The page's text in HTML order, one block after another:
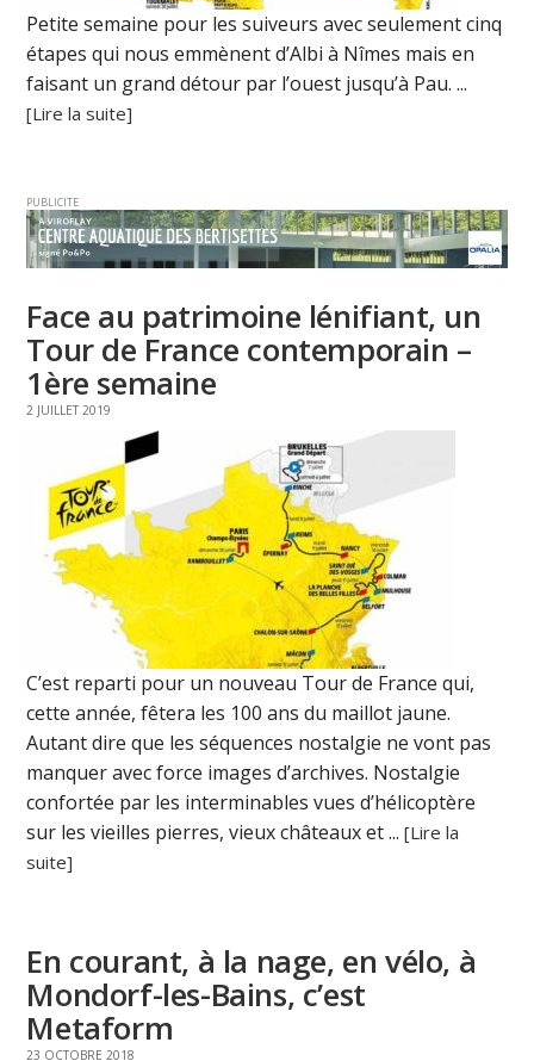
Petite semaine pour les suiveurs avec seulement cinq
étapes qui nous emmènent d’Albi à Nîmes mais en
faisant un grand détour par l’ouest jusqu’à Pau. ...
[Lire la suite]
PUBLICITE
Face au patrimoine lénifiant, un
Tour de France contemporain –
1ère semaine
2 JUILLET 2019
C’est reparti pour un nouveau Tour de France qui,
cette année, fêtera les 100 ans du maillot jaune.
Autant dire que les séquences nostalgie ne vont pas
manquer avec force images d’archives. Nostalgie
confortée par les interminables vues d’hélicoptère
sur les vieilles pierres, vieux châteaux et ...[Lire la
suite]
En courant, à la nage, en vélo, à
Mondorf-les-Bains, c’est
Metaform
23 OCTOBRE 2018